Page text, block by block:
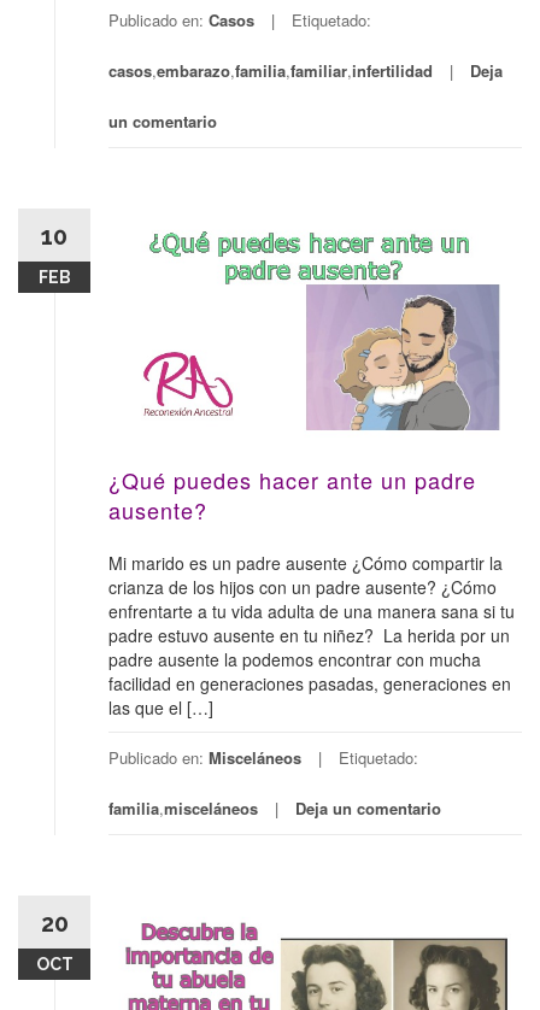
Publicado en: Casos Etiquetado:
casos,embarazo,familia,familiar,infertilidad Deja
un comentario
10
FEB
¿Qué puedes hacer ante un padre
ausente?
Mi marido es un padre ausente ¿Cómo compartir la
crianza de los hijos con un padre ausente? ¿Cómo
enfrentarte a tu vida adulta de una manera sana si tu
padre estuvo ausente en tu niñez? La herida por un
padre ausente la podemos encontrar con mucha
facilidad en generaciones pasadas, generaciones en
las que el […]
Publicado en: Misceláneos Etiquetado:
familia,misceláneos Deja un comentario
20
OCT